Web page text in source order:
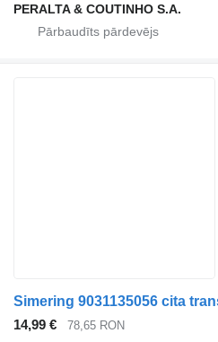
PERALTA & COUTINHO S.A.
14,99 € 78,65 RON